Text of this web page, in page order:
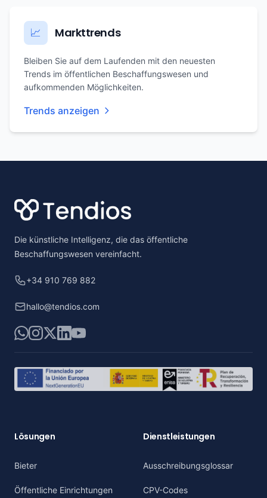
📈 Markttrends
Bleiben Sie auf dem Laufenden mit den neuesten
Trends im öffentlichen Beschaffungswesen und
aufkommenden Möglichkeiten.
Trends anzeigen
Die künstliche Intelligenz, die das öffentliche
Beschaffungswesen vereinfacht.
+34 910 769 882
hallo@tendios.com
WhatsApp
Instagram
X LinkedIn
YouTube
Lösungen
Bieter
Öffentliche Einrichtungen
Dienstleistungen
Ausschreibungsglossar
CPV-Codes